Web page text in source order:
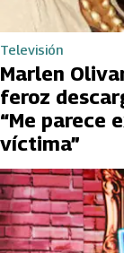
Televisión
Marlen
feroz
“Me parece
víctima”